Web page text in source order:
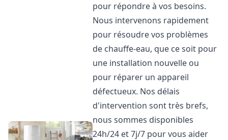
pour répondre à vos besoins.
Nous intervenons rapidement
pour résoudre vos problèmes
de chauffe-eau, que ce soit pour
une installation nouvelle ou
pour réparer un appareil
défectueux. Nos délais
d'intervention sont très brefs,
nous sommes disponibles
24h/24 et 7j/7 pour vous aider